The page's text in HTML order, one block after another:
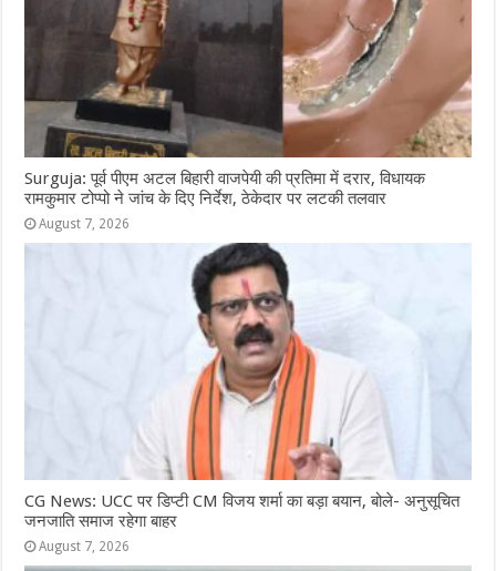
Surguja: पूर्व पीएम अटल बिहारी वाजपेयी की प्रतिमा में दरार, विधायक
रामकुमार टोप्पो ने जांच के दिए निर्देश, ठेकेदार पर लटकी तलवार
August 7, 2026
CG News: UCC पर डिप्टी CM विजय शर्मा का बड़ा बयान, बोले- अनुसूचित
जनजाति समाज रहेगा बाहर
August 7, 2026